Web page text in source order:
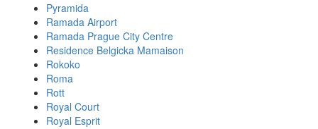
Pyramida
Ramada Airport
Ramada Prague City Centre
Residence Belgicka Mamaison
Rokoko
Roma
Rott
Royal Court
Royal Esprit